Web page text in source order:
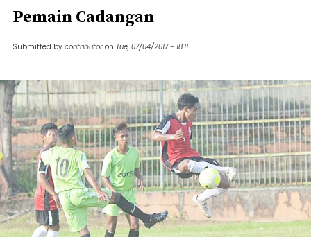
Pemain Cadangan
Submitted by contributor on Tue, 07/04/2017 - 18:11